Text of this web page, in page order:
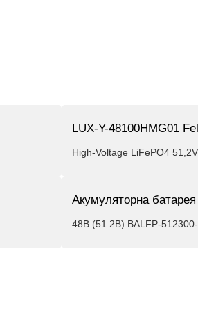
LUX-Y-48100HMG01
High-Voltage LiFePO4
Акумуляторна
48В (51.2В) BALFP-512300-